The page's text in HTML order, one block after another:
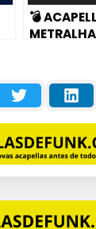
💣